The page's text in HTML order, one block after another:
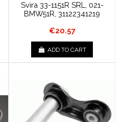
Svira 33-1151R SRL, 021-
BMW51R, 31122341219
€20.57
ADD TO CART